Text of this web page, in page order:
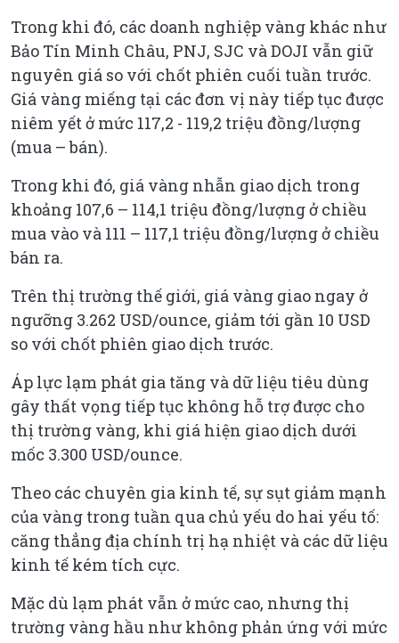
Trong khi đó, các doanh nghiệp vàng khác như
Bảo Tín Minh Châu, PNJ, SJC và DOJI vẫn giữ
nguyên giá so với chốt phiên cuối tuần trước.
Giá vàng miếng tại các đơn vị này tiếp tục được
niêm yết ở mức 117,2 - 119,2 triệu đồng/lượng
(mua – bán).
Trong khi đó, giá vàng nhẫn giao dịch trong
khoảng 107,6 – 114,1 triệu đồng/lượng ở chiều
mua vào và 111 – 117,1 triệu đồng/lượng ở chiều
bán ra.
Trên thị trường thế giới, giá vàng giao ngay ở
ngưỡng 3.262 USD/ounce, giảm tới gần 10 USD
so với chốt phiên giao dịch trước.
Áp lực lạm phát gia tăng và dữ liệu tiêu dùng
gây thất vọng tiếp tục không hỗ trợ được cho
thị trường vàng, khi giá hiện giao dịch dưới
mốc 3.300 USD/ounce.
Theo các chuyên gia kinh tế, sự sụt giảm mạnh
của vàng trong tuần qua chủ yếu do hai yếu tố:
căng thẳng địa chính trị hạ nhiệt và các dữ liệu
kinh tế kém tích cực.
Mặc dù lạm phát vẫn ở mức cao, nhưng thị
trường vàng hầu như không phản ứng với mức